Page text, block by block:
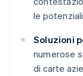
le
Soluzioni
numerose
di carte